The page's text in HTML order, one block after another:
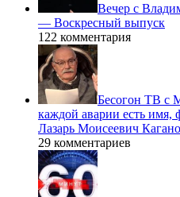
Вечер с
— Воскресный выпуск
122 комментария
Бесогон ТВ с
каждой аварии есть имя,
Лазарь Моисеевич
29 комментариев